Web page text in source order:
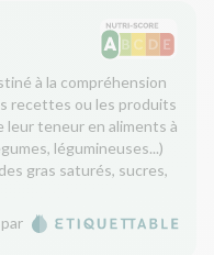
à la compréhension
recettes ou les produits
leur teneur en aliments à
légumineuses...)
gras saturés, sucres,